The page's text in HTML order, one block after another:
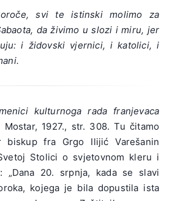
svi te istinski molimo za
da živimo u slozi i miru, jer
i židovski vjernici, i katolici, i
kulturnoga rada franjevaca
Mostar, 1927., str. 308. Tu čitamo
biskup fra Grgo Ilijić Varešanin
Stolici o svjetovnom kleru i
„Dana 20. srpnja, kada se slavi
kojega je bila dopustila ista